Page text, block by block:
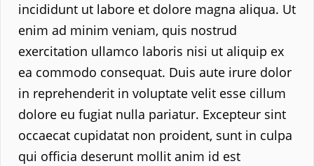
incididunt ut labore et dolore magna aliqua. Ut
enim ad minim veniam, quis nostrud
exercitation ullamco laboris nisi ut aliquip ex
ea commodo consequat. Duis aute irure dolor
in reprehenderit in voluptate velit esse cillum
dolore eu fugiat nulla pariatur. Excepteur sint
occaecat cupidatat non proident, sunt in culpa
qui officia deserunt mollit anim id est